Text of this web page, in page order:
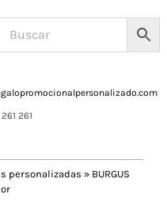
261
personalizadas » BURGUS